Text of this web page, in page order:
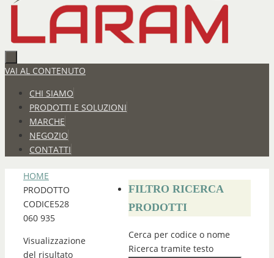
VAI AL CONTENUTO
CHI SIAMO
PRODOTTI E SOLUZIONI
MARCHE
NEGOZIO
CONTATTI
HOME
PRODOTTO
CODICE528
060 935
Visualizzazione
del risultato
FILTRO RICERCA
PRODOTTI
Cerca per codice o nome
Ricerca tramite testo